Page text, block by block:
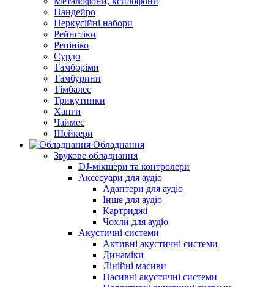
Пандейро
Перкусійні набори
Рейнстіки
Репініко
Сурдо
Тамборіми
Тамбурини
Тімбалес
Трикутники
Ханги
Чаймес
Шейкери
Обладнання
Звукове обладнання
DJ-мікшери та контролери
Аксесуари для аудіо
Адаптери для аудіо
Інше для аудіо
Картриджі
Чохли для аудіо
Акустичні системи
Активні акустичні системи
Динаміки
Лінійні масиви
Пасивні акустичні системи